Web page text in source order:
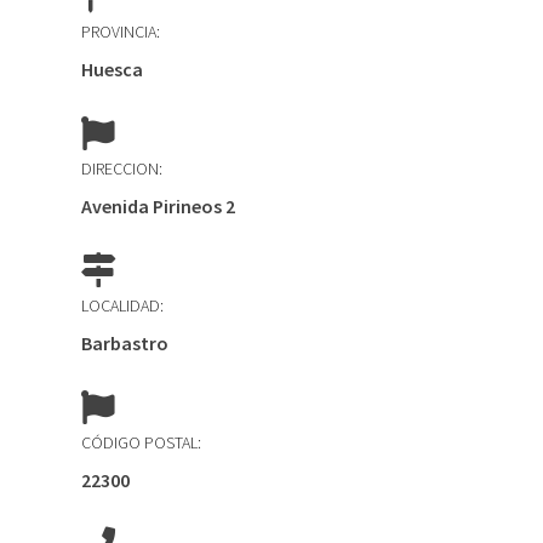
PROVINCIA:
Huesca
DIRECCION:
Avenida Pirineos 2
LOCALIDAD:
Barbastro
CÓDIGO POSTAL:
22300